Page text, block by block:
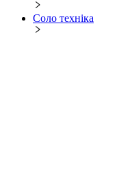
Соло техніка